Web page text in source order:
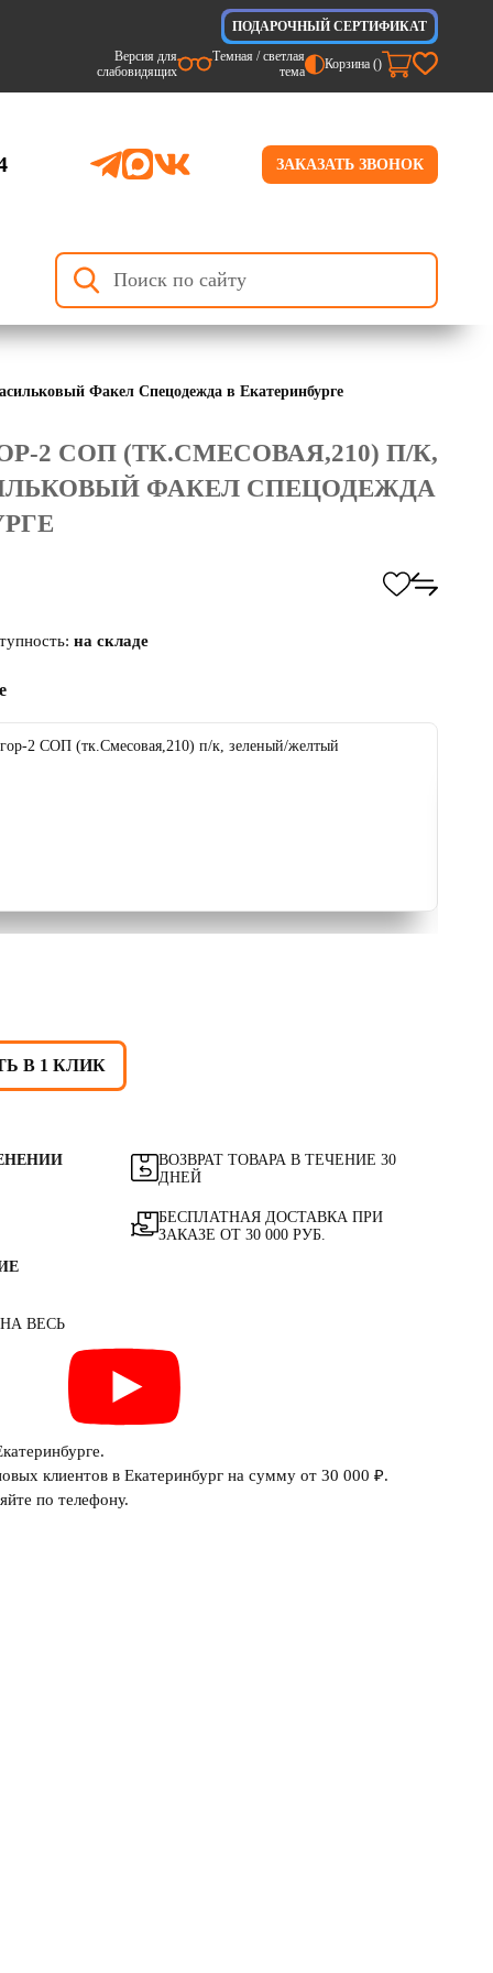
ПОДАРОЧНЫЙ СЕРТИФИКАТ
Версия для
слабовидящих
Темная / светлая
тема
Корзина ()
ЗАКАЗАТЬ ЗВОНОК
Факел Спецодежда в Екатеринбурге
2 СОП (ТК.СМЕСОВАЯ,210) П/К,
ФАКЕЛ СПЕЦОДЕЖДА
на складе
В 1 КЛИК
ВОЗВРАТ ТОВАРА В ТЕЧЕНИЕ 30
ДНЕЙ
ВЕСЬ
БЕСПЛАТНАЯ ДОСТАВКА ПРИ
ЗАКАЗЕ ОТ 30 000 РУБ.
клиентов в Екатеринбург на сумму от 30 000 ₽.
по телефону.